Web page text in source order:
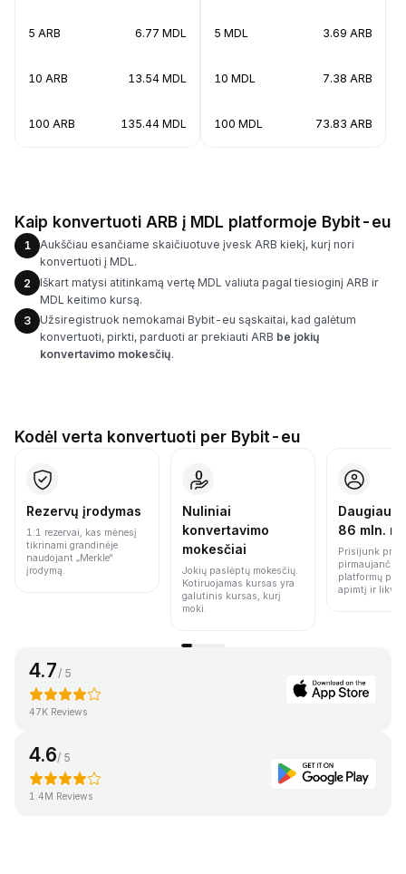
5 ARB 6.77 MDL
10 ARB 13.54 MDL
100 ARB 135.44 MDL
5 MDL 3.69 ARB
10 MDL 7.38 ARB
100 MDL 73.83 ARB
Kaip konvertuoti ARB į MDL platformoje Bybit-eu
1
Aukščiau esančiame skaičiuotuve įvesk ARB kiekį, kurį nori
konvertuoti į MDL.
2
Iškart matysi atitinkamą vertę MDL valiuta pagal tiesioginį ARB ir
MDL keitimo kursą.
3
Užsiregistruok nemokamai Bybit-eu sąskaitai, kad galėtum
konvertuoti, pirkti, parduoti ar prekiauti ARB be jokių
konvertavimo mokesčių.
Kodėl verta konvertuoti per Bybit-eu
Rezervų įrodymas
1:1 rezervai, kas mėnesį
tikrinami grandinėje
naudojant „Merkle“
įrodymą.
Nuliniai
konvertavimo
mokesčiai
Jokių paslėptų mokesčių.
Kotiruojamas kursas yra
galutinis kursas, kurį
moki.
Daugiau
86 mln.
Prisijunk prie
pirmaujančių
platformų
apimtį ir
4.7/ 5
47K Reviews
4.6/ 5
1.4M Reviews